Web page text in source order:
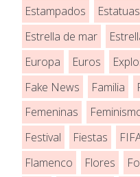
Estampados
Estatuas
Estrella de mar
Europa
Euros
Fake News
Familia
Femeninas
Festival
Fiestas
Flamenco
Flores